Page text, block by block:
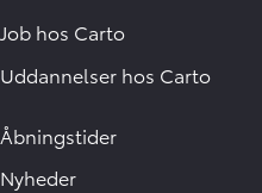
Job hos Carto
Uddannelser hos Carto
Åbningstider
Nyheder